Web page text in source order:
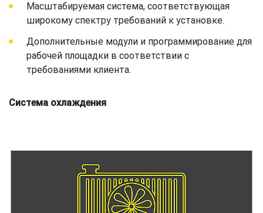
Масштабируемая система, соответствующая
широкому спектру требований к установке.
Дополнительные модули и программирование для
рабочей площадки в соответствии с
требованиями клиента.
Система охлаждения